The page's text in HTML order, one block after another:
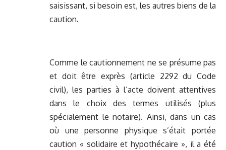
saisissant, si besoin est, les autres biens de la
caution.
Comme le cautionnement ne se présume pas
et doit être exprès (article 2292 du Code
civil), les parties à l’acte doivent attentives
dans le choix des termes utilisés (plus
spécialement le notaire). Ainsi, dans un cas
où une personne physique s’était portée
caution « solidaire et hypothécaire », il a été